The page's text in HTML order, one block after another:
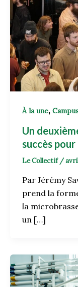
À la une,
Un
succès
Le Collectif /
Par Jérémy
prend la
la
un […]